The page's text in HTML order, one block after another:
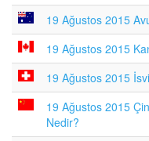
19 Ağustos 2015
19 Ağustos 2015
19 Ağustos 2015
19 Ağustos 2015
Nedir?